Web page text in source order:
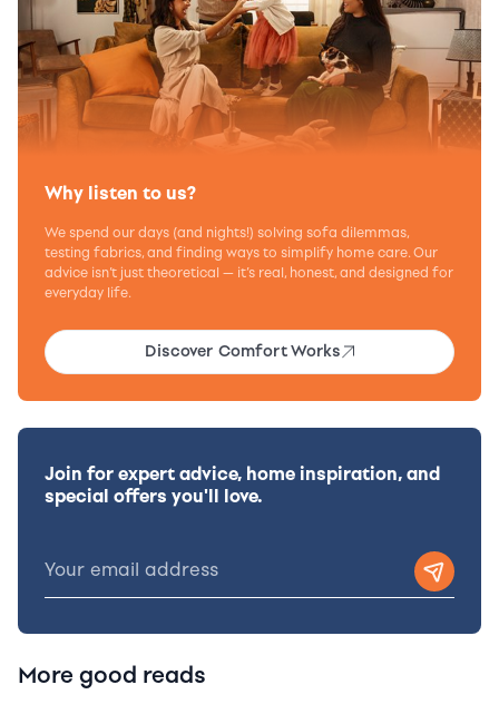
Why listen to us?
We spend our days (and nights!) solving sofa dilemmas,
testing fabrics, and finding ways to simplify home care. Our
advice isn’t just theoretical — it’s real, honest, and designed for
everyday life.
Discover Comfort Works
Join for expert advice, home inspiration, and
special offers you'll love.
More good reads